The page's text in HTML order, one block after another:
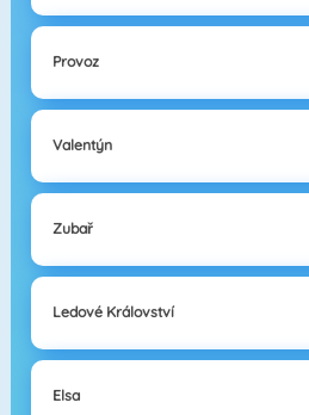
Provoz
Valentýn
Zubař
Ledové Království
Elsa